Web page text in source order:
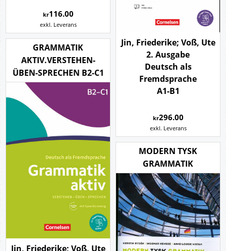
kr116.00
exkl. Leverans
Jin, Friederike; Voß, Ute
2. Ausgabe
Deutsch als
Fremdsprache
A1-B1
kr296.00
exkl. Leverans
GRAMMATIK
AKTIV.VERSTEHEN-
ÜBEN-SPRECHEN B2-C1
Jin, Friederike; Voß, Ute
MODERN TYSK
GRAMMATIK